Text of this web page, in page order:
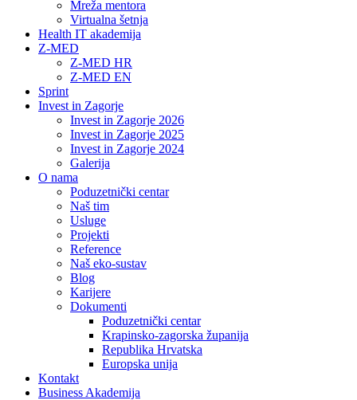
Mreža mentora
Virtualna šetnja
Health IT akademija
Z-MED
Z-MED HR
Z-MED EN
Sprint
Invest in Zagorje
Invest in Zagorje 2026
Invest in Zagorje 2025
Invest in Zagorje 2024
Galerija
O nama
Poduzetnički centar
Naš tim
Usluge
Projekti
Reference
Naš eko-sustav
Blog
Karijere
Dokumenti
Poduzetnički centar
Krapinsko-zagorska županija
Republika Hrvatska
Europska unija
Kontakt
Business Akademija